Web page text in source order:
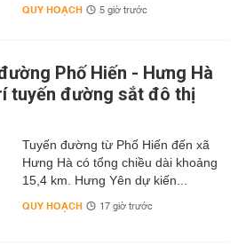
QUY HOẠCH 5 giờ trước
Phố Hiến - Hưng Hà
tuyến đường sắt đô thị
Tuyến đường từ Phố Hiến đến xã
Hưng Hà có tổng chiều dài khoảng
15,4 km. Hưng Yên dự kiến...
QUY HOẠCH 17 giờ trước